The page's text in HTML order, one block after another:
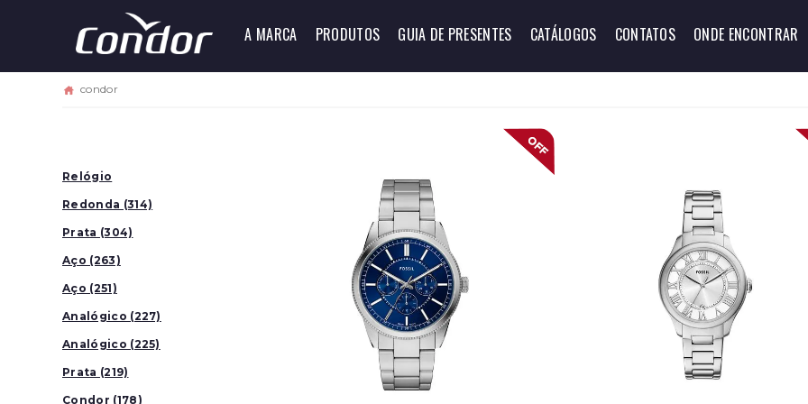
A MARCA PRODUTOS GUIA DE PRESENTES CATÁLOGOS CONTATOS ONDE ENCONTRAR
condor
Relógio
Redonda (314)
Prata (304)
Aço (263)
Aço (251)
Analógico (227)
Analógico (225)
Prata (219)
Condor (178)